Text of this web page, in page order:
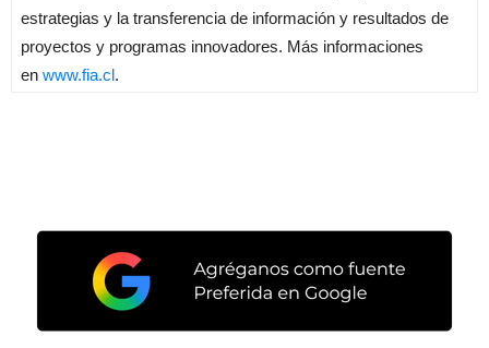
estrategias y la transferencia de información y resultados de
proyectos y programas innovadores. Más informaciones
en www.fia.cl.